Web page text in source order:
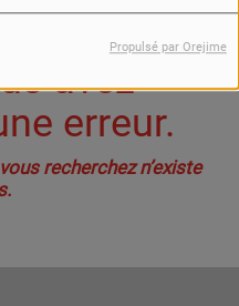
Propulsé par Orejime
avez
erreur.
recherchez n’existe